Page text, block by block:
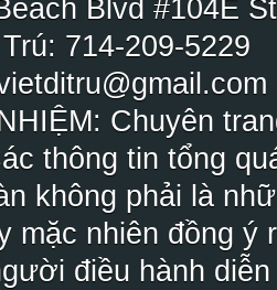
Blvd #104E
714-209-5229
Chuyên
thông tin tổng
không phải là
mặc nhiên đồng ý
điều hành